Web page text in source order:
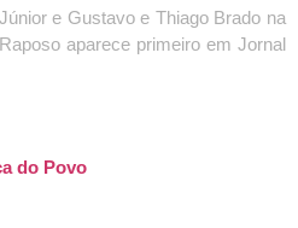
e Gustavo e Thiago Brado na
aparece primeiro em Jornal
do Povo